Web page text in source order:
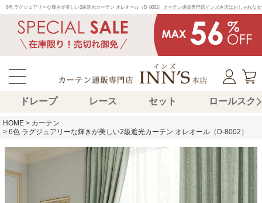
6色 ラグジュアリーな輝きが美しい2級遮光カーテン オレオール（D-8002）カーテン通販専門店インズ本店はおしゃれな
ドレープ レース セット ロールスク
HOME
カーテン
6色 ラグジュアリーな輝きが美しい2級遮光カーテン オレオール（D-8002）